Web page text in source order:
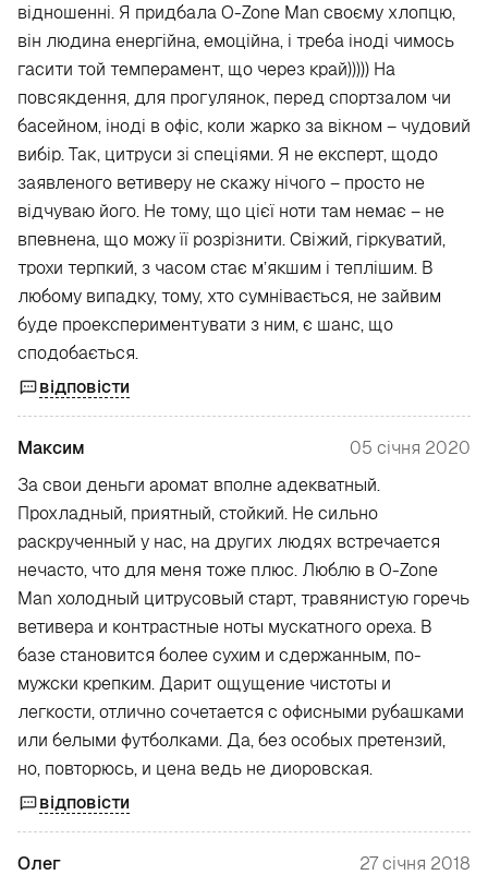
відношенні. Я придбала O-Zone Man своєму хлопцю,
він людина енергійна, емоційна, і треба іноді чимось
гасити той темперамент, що через край))))) На
повсякдення, для прогулянок, перед спортзалом чи
басейном, іноді в офіс, коли жарко за вікном – чудовий
вибір. Так, цитруси зі спеціями. Я не експерт, щодо
заявленого ветиверу не скажу нічого – просто не
відчуваю його. Не тому, що цієї ноти там немає – не
впевнена, що можу її розрізнити. Свіжий, гіркуватий,
трохи терпкий, з часом стає м’якшим і теплішим. В
любому випадку, тому, хто сумнівається, не зайвим
буде проекспериментувати з ним, є шанс, що
сподобається.
відповісти
Максим
05 січня 2020
За свои деньги аромат вполне адекватный.
Прохладный, приятный, стойкий. Не сильно
раскрученный у нас, на других людях встречается
нечасто, что для меня тоже плюс. Люблю в O-Zone
Man холодный цитрусовый старт, травянистую горечь
ветивера и контрастные ноты мускатного ореха. В
базе становится более сухим и сдержанным, по-
мужски крепким. Дарит ощущение чистоты и
легкости, отлично сочетается с офисными рубашками
или белыми футболками. Да, без особых претензий,
но, повторюсь, и цена ведь не диоровская.
відповісти
Олег
27 січня 2018